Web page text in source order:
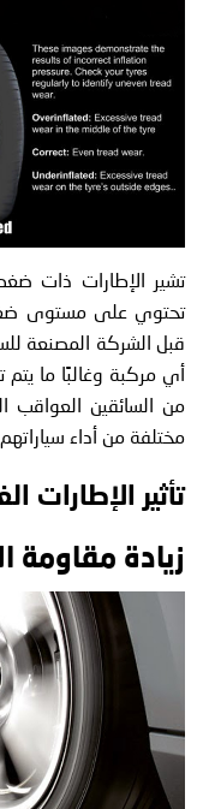
تشير الإطارات ذات
تحتوي على مستوى
قبل الشركة المصنعة
أي مركبة وغالبًا ما يتم
من السائقين العواقب
مختلفة من أداء
تأثير الإطارات
زيادة مقاومة